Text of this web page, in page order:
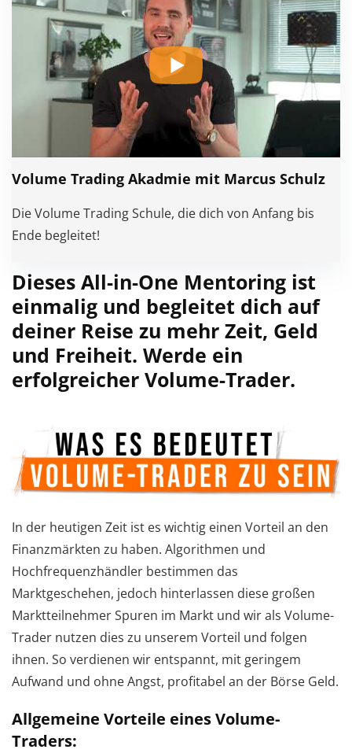
Volume Trading Akadmie mit Marcus Schulz
Die Volume Trading Schule, die dich von Anfang bis
Ende begleitet!
Dieses All-in-One Mentoring ist
einmalig und begleitet dich auf
deiner Reise zu mehr Zeit, Geld
und Freiheit. Werde ein
erfolgreicher Volume-Trader.
In der heutigen Zeit ist es wichtig einen Vorteil an den
Finanzmärkten zu haben. Algorithmen und
Hochfrequenzhändler bestimmen das
Marktgeschehen, jedoch hinterlassen diese großen
Marktteilnehmer Spuren im Markt und wir als Volume-
Trader nutzen dies zu unserem Vorteil und folgen
ihnen. So verdienen wir entspannt, mit geringem
Aufwand und ohne Angst, profitabel an der Börse Geld.
Allgemeine Vorteile eines Volume-
Traders: